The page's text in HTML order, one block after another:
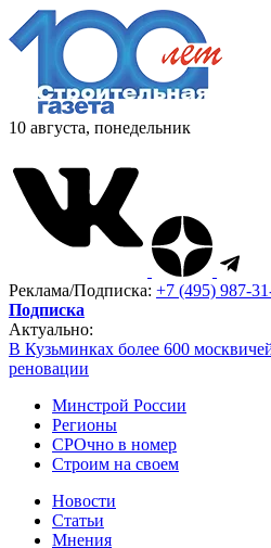
10 августа, понедельник
Реклама/Подписка: +7 (495) 987-
Подписка
Актуально:
В Кузьминках более 600
реновации
Минстрой России
Регионы
СРОчно в номер
Строим на своем
Новости
Статьи
Мнения